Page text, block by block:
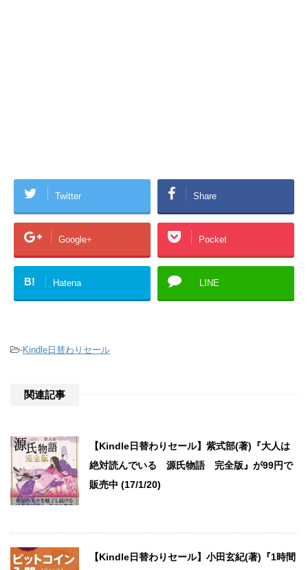
Twitter Share
Google+ Pocket
B! Hatena LINE
-Kindle日替わりセール
関連記事
【Kindle日替わりセール】紫式部(著)『大人は
絶対読んでいる 源氏物語 完全版』が99円で
販売中 (17/1/20)
【Kindle日替わりセール】小田玄紀(著)『1時間